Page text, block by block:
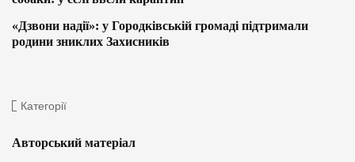
«Дзвони надії»: у Городківській громаді підтримали
родини зниклих Захисників
Категорії
Авторський матеріал